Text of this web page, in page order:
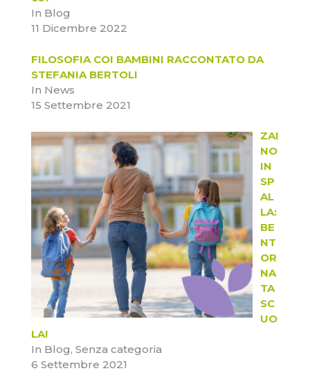
In Blog
11 Dicembre 2022
FILOSOFIA COI BAMBINI RACCONTATO DA
STEFANIA BERTOLI
In News
15 Settembre 2021
ZAI
NO
IN
SP
AL
LA:
BE
NT
OR
NA
TA
SC
UO
LA!
In Blog, Senza categoria
6 Settembre 2021